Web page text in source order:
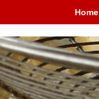
Home